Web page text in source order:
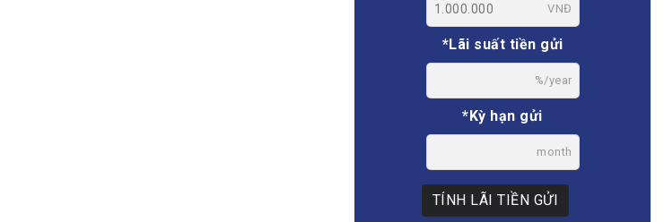
VNĐ
*Lãi suất tiền gửi
%/year
*Kỳ hạn gửi
month
TÍNH LÃI TIỀN GỬI